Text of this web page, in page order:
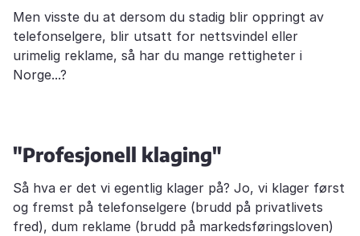
Men visste du at dersom du stadig blir oppringt av
telefonselgere, blir utsatt for nettsvindel eller
urimelig reklame, så har du mange rettigheter i
Norge...?
"Profesjonell klaging"
Så hva er det vi egentlig klager på? Jo, vi klager først
og fremst på telefonselgere (brudd på privatlivets
fred), dum reklame (brudd på markedsføringsloven)